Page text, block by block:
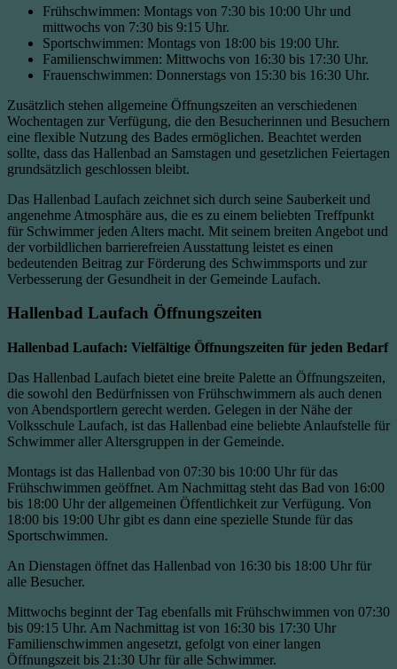
Frühschwimmen: Montags von 7:30 bis 10:00 Uhr und
mittwochs von 7:30 bis 9:15 Uhr.
Sportschwimmen: Montags von 18:00 bis 19:00 Uhr.
Familienschwimmen: Mittwochs von 16:30 bis 17:30 Uhr.
Frauenschwimmen: Donnerstags von 15:30 bis 16:30 Uhr.
Zusätzlich stehen allgemeine Öffnungszeiten an verschiedenen
Wochentagen zur Verfügung, die den Besucherinnen und Besuchern
eine flexible Nutzung des Bades ermöglichen. Beachtet werden
sollte, dass das Hallenbad an Samstagen und gesetzlichen Feiertagen
grundsätzlich geschlossen bleibt.
Das Hallenbad Laufach zeichnet sich durch seine Sauberkeit und
angenehme Atmosphäre aus, die es zu einem beliebten Treffpunkt
für Schwimmer jeden Alters macht. Mit seinem breiten Angebot und
der vorbildlichen barrierefreien Ausstattung leistet es einen
bedeutenden Beitrag zur Förderung des Schwimmsports und zur
Verbesserung der Gesundheit in der Gemeinde Laufach.
Hallenbad Laufach Öffnungszeiten
Hallenbad Laufach: Vielfältige Öffnungszeiten für jeden Bedarf
Das Hallenbad Laufach bietet eine breite Palette an Öffnungszeiten,
die sowohl den Bedürfnissen von Frühschwimmern als auch denen
von Abendsportlern gerecht werden. Gelegen in der Nähe der
Volksschule Laufach, ist das Hallenbad eine beliebte Anlaufstelle für
Schwimmer aller Altersgruppen in der Gemeinde.
Montags ist das Hallenbad von 07:30 bis 10:00 Uhr für das
Frühschwimmen geöffnet. Am Nachmittag steht das Bad von 16:00
bis 18:00 Uhr der allgemeinen Öffentlichkeit zur Verfügung. Von
18:00 bis 19:00 Uhr gibt es dann eine spezielle Stunde für das
Sportschwimmen.
An Dienstagen öffnet das Hallenbad von 16:30 bis 18:00 Uhr für
alle Besucher.
Mittwochs beginnt der Tag ebenfalls mit Frühschwimmen von 07:30
bis 09:15 Uhr. Am Nachmittag ist von 16:30 bis 17:30 Uhr
Familienschwimmen angesetzt, gefolgt von einer langen
Öffnungszeit bis 21:30 Uhr für alle Schwimmer.